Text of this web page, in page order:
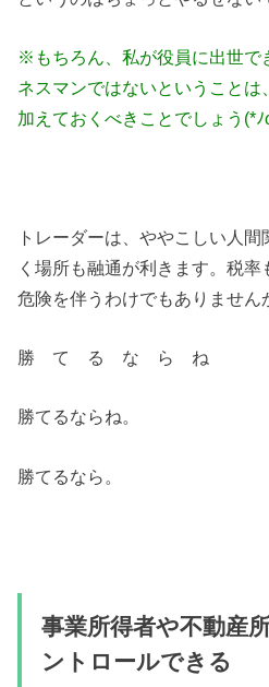
※もちろん、私が役員に出世で
ネスマンではないということは
加えておくべきことでしょう(*
トレーダーは、ややこしい人
く場所も融通が利きます。税
危険を伴うわけでもありません
勝 て る な ら ね
勝てるならね。
勝てるなら。
事業所得者や不動産
ントロールできる